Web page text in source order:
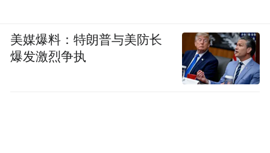
美媒爆料：特朗普与美防长
爆发激烈争执